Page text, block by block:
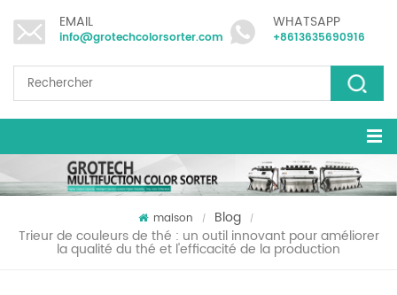
EMAIL
info@grotechcolorsorter.com
WHATSAPP
+8613635690916
maison / Blog /
Trieur de couleurs de thé : un outil innovant pour améliorer
la qualité du thé et l'efficacité de la production